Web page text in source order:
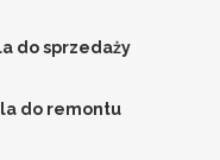
do sprzedaży
do remontu